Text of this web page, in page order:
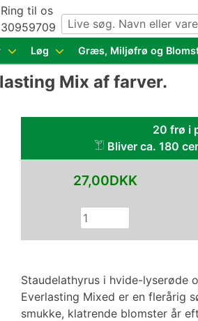
– få adgang til 1.229
Ring til os
30959709
Løg Græs, Miljøfrø og
Mix af farver.
Staudelathyrus i hvide-lyserøde
Everlasting Mixed er en flerårig
smukke, klatrende blomster år
27,00DKK
20 frø i
Bliver ca. 180